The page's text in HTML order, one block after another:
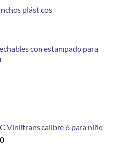
plásticos
con estampado para
Viniltrans calibre 6 para niño